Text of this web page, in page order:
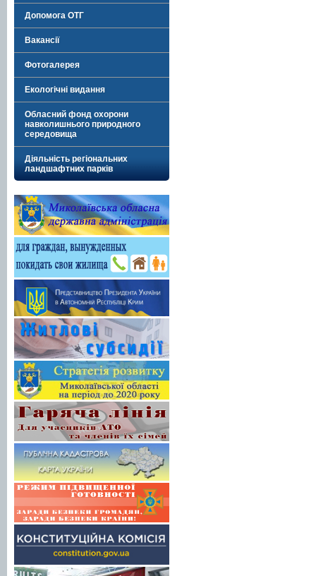
Допомога ОТГ
Вакансії
Фотогалерея
Екологічні видання
Обласний фонд охорони
навколишнього природного
середовища
Діяльність регіональних
ландшафтних парків